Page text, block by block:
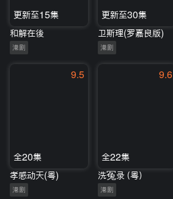
更新至15集
和解在後
港剧
更新至30集
卫斯理(罗嘉良版)
港剧
9.5
全20集
孝感动天(粤)
港剧
9.6
全22集
洗冤录（粤）
港剧